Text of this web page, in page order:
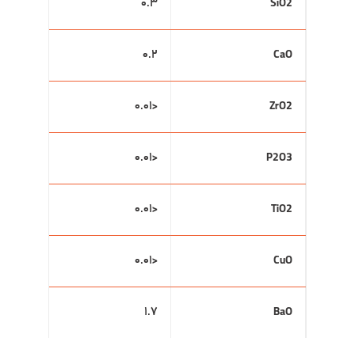
SiO2 ۰.۳
CaO ۰.۲
ZrO2 <۰.۰۱
P2O3 <۰.۰۱
TiO2 <۰.۰۱
CuO <۰.۰۱
BaO ۱.۷